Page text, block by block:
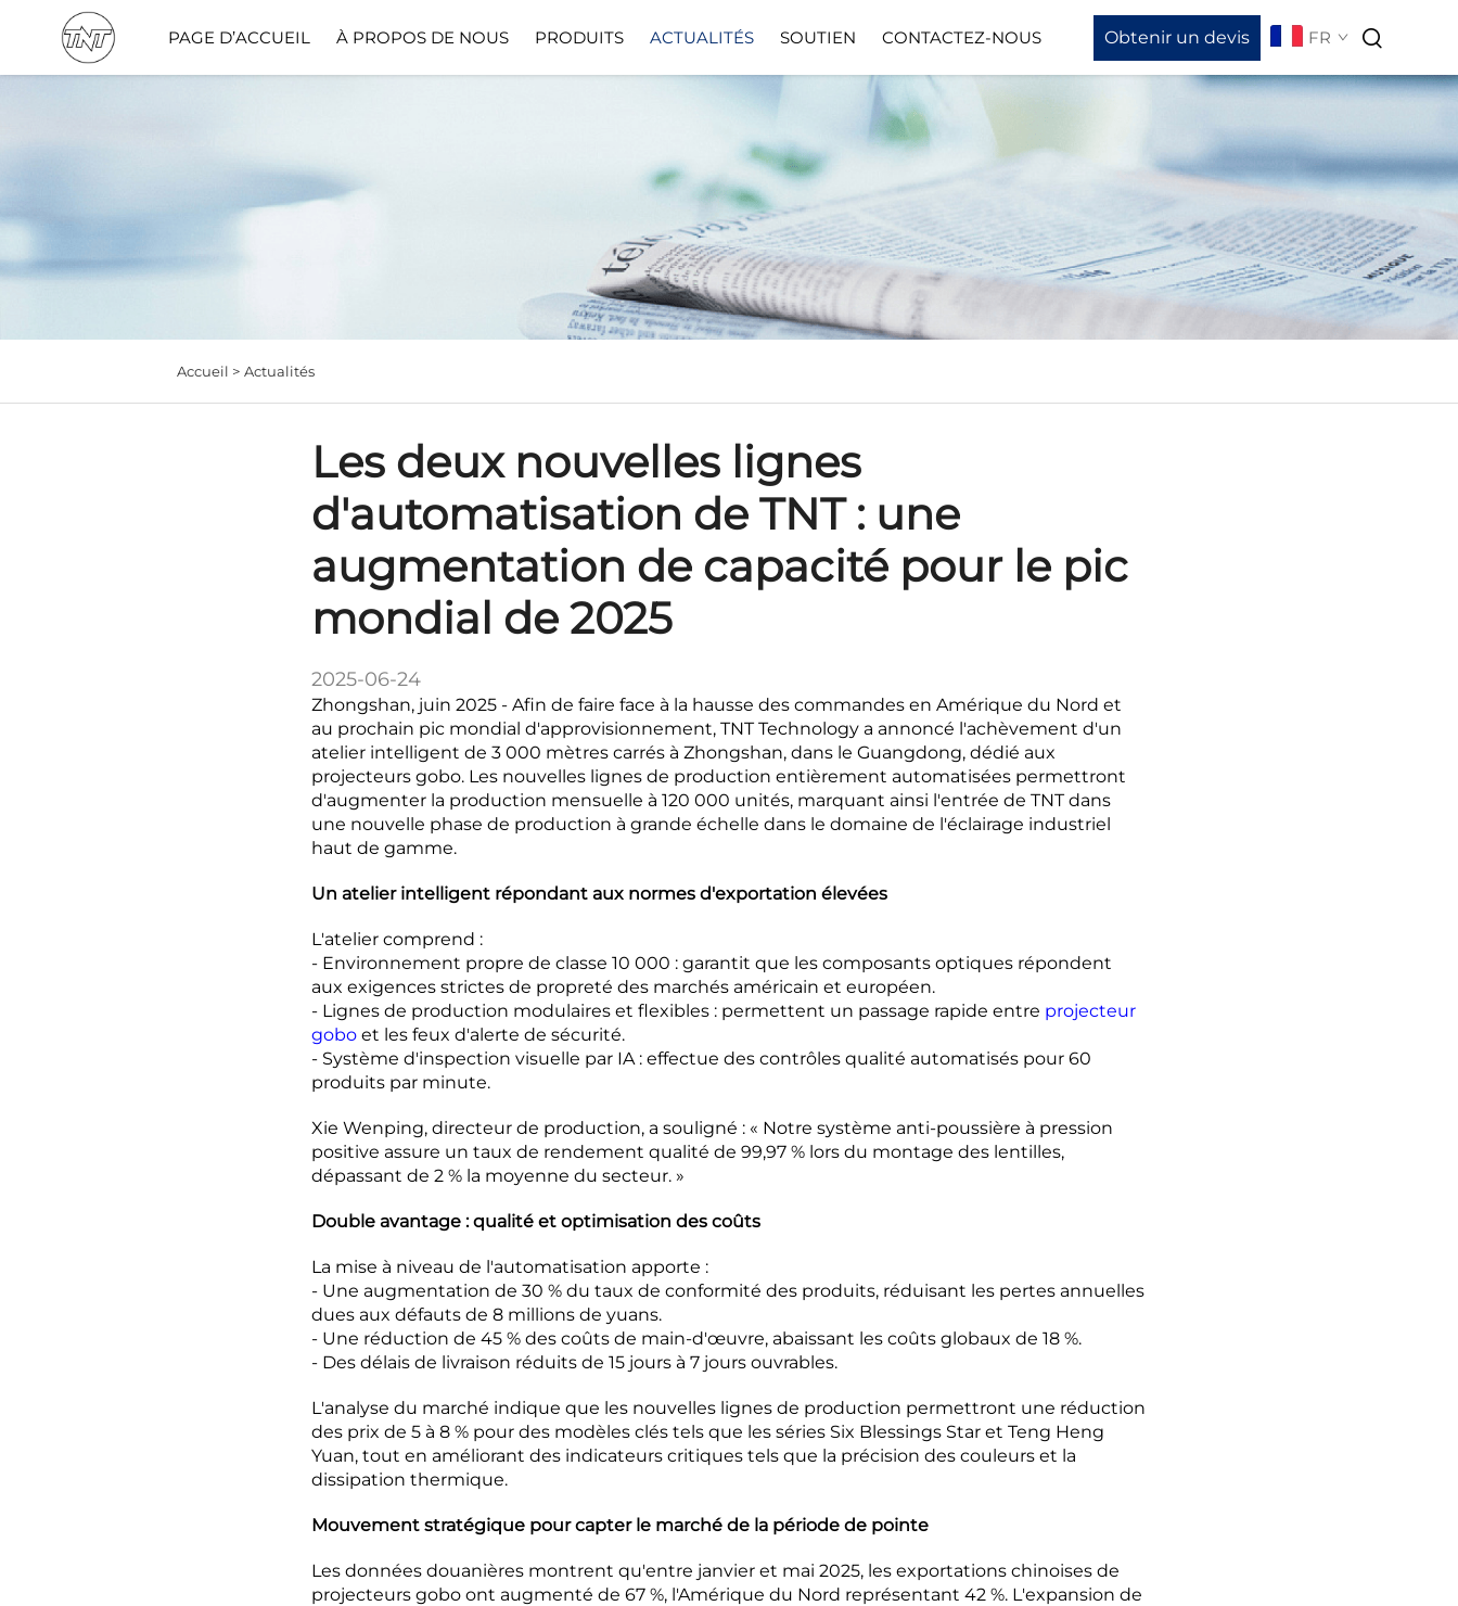
PAGE D’ACCUEIL À PROPOS DE NOUS PRODUITS ACTUALITÉS SOUTIEN
Téléchargement Des Vidéos
CONTACTEZ-NOUS Obtenir un devis FR
Accueil > Actualités
Les deux nouvelles lignes
d'automatisation de TNT : une
augmentation de capacité pour le pic
mondial de 2025
2025-06-24
Zhongshan, juin 2025 - Afin de faire face à la hausse des commandes en Amérique du Nord et
au prochain pic mondial d'approvisionnement, TNT Technology a annoncé l'achèvement d'un
atelier intelligent de 3 000 mètres carrés à Zhongshan, dans le Guangdong, dédié aux
projecteurs gobo. Les nouvelles lignes de production entièrement automatisées permettront
d'augmenter la production mensuelle à 120 000 unités, marquant ainsi l'entrée de TNT dans
une nouvelle phase de production à grande échelle dans le domaine de l'éclairage industriel
haut de gamme.
Un atelier intelligent répondant aux normes d'exportation élevées
L'atelier comprend :
- Environnement propre de classe 10 000 : garantit que les composants optiques répondent
aux exigences strictes de propreté des marchés américain et européen.
- Lignes de production modulaires et flexibles : permettent un passage rapide entre projecteur
gobo et les feux d'alerte de sécurité.
- Système d'inspection visuelle par IA : effectue des contrôles qualité automatisés pour 60
produits par minute.
Xie Wenping, directeur de production, a souligné : « Notre système anti-poussière à pression
positive assure un taux de rendement qualité de 99,97 % lors du montage des lentilles,
dépassant de 2 % la moyenne du secteur. »
Double avantage : qualité et optimisation des coûts
La mise à niveau de l'automatisation apporte :
- Une augmentation de 30 % du taux de conformité des produits, réduisant les pertes annuelles
dues aux défauts de 8 millions de yuans.
- Une réduction de 45 % des coûts de main-d'œuvre, abaissant les coûts globaux de 18 %.
- Des délais de livraison réduits de 15 jours à 7 jours ouvrables.
L'analyse du marché indique que les nouvelles lignes de production permettront une réduction
des prix de 5 à 8 % pour des modèles clés tels que les séries Six Blessings Star et Teng Heng
Yuan, tout en améliorant des indicateurs critiques tels que la précision des couleurs et la
dissipation thermique.
Mouvement stratégique pour capter le marché de la période de pointe
Les données douanières montrent qu'entre janvier et mai 2025, les exportations chinoises de
projecteurs gobo ont augmenté de 67 %, l'Amérique du Nord représentant 42 %. L'expansion de